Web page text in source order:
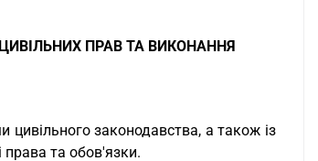
ПРАВ ТА ВИКОНАННЯ
цивільного законодавства, а також із
права та обов'язки.